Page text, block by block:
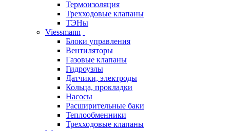
Термоизоляция
Трехходовые клапаны
ТЭНы
Viessmann
Блоки управления
Вентиляторы
Газовые клапаны
Гидроузлы
Датчики, электроды
Кольца, прокладки
Насосы
Расширительные баки
Теплообменники
Трехходовые клапаны